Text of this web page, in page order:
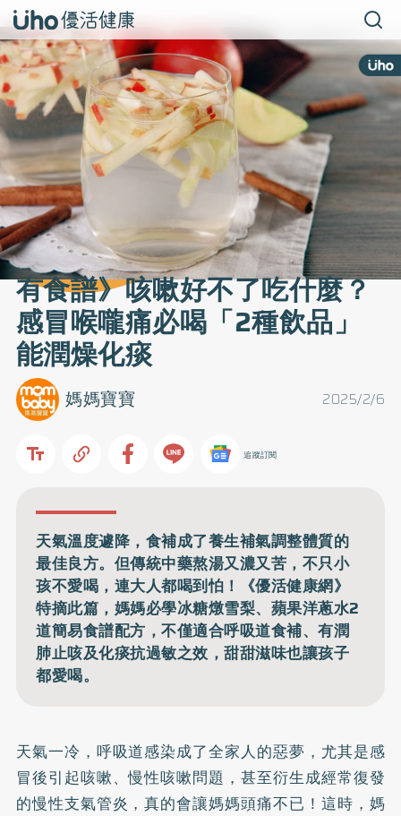
有食譜》咳嗽好不了吃什麼？
感冒喉嚨痛必喝「2種飲品」
能潤燥化痰
2025/2/6
媽媽寶寶
追蹤訂閱
天氣溫度遽降，食補成了養生補氣調整體質的
最佳良方。但傳統中藥熬湯又濃又苦，不只小
孩不愛喝，連大人都喝到怕！《優活健康網》
特摘此篇，媽媽必學冰糖燉雪梨、蘋果洋蔥水2
道簡易食譜配方，不僅適合呼吸道食補、有潤
肺止咳及化痰抗過敏之效，甜甜滋味也讓孩子
都愛喝。
天氣一冷，呼吸道感染成了全家人的惡夢，尤其是感
冒後引起咳嗽、慢性咳嗽問題，甚至衍生成經常復發
的慢性支氣管炎，真的會讓媽媽頭痛不已！這時，媽